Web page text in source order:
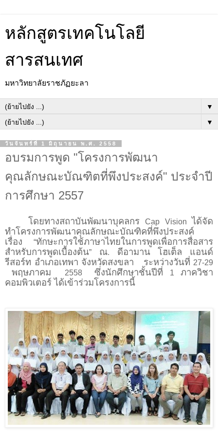
หลักสูตรเทคโนโลยี
สารสนเทศ
มหาวิทยาลัยราชภัฏยะลา
▼
▼
วันจันทร์ที่ 1 มิถุนายน พ.ศ. 2558
อบรมการพูด "โครงการพัฒนา
คุณลักษณะบัณฑิตที่พึงประสงค์" ประจำปี
การศึกษา 2557
โดยทางสถาบันพัฒนาบุคลกรCap Vision ได้จัด
ทำโครงการพัฒนาคุณลักษณะบัณฑิคที่พึงประสงค์
เรื่อง
“ทักษะการใช้ภาษาไทยในการพูดเพื่อการสื่อสาร
สำหรับการพูดเบื้องต้น” ณ.
ดีอามาน โฮเต็ล แอนด์
รีสอร์ท อำเภอเทพา จังหวัดสงขลา ระหว่างวันที่ 27-29
พฤษภาคม 2558ซึ่งนักศึกษาชั้นปีที่ 1ภาควิชา
คอมพิวเตอร์ ได้เข้าร่วมโครงการนี้